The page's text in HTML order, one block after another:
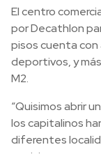
El centro
por Decathlon
pisos cuenta
deportivos, y
M2.
“Quisimos abrir
los capitalinos
diferentes